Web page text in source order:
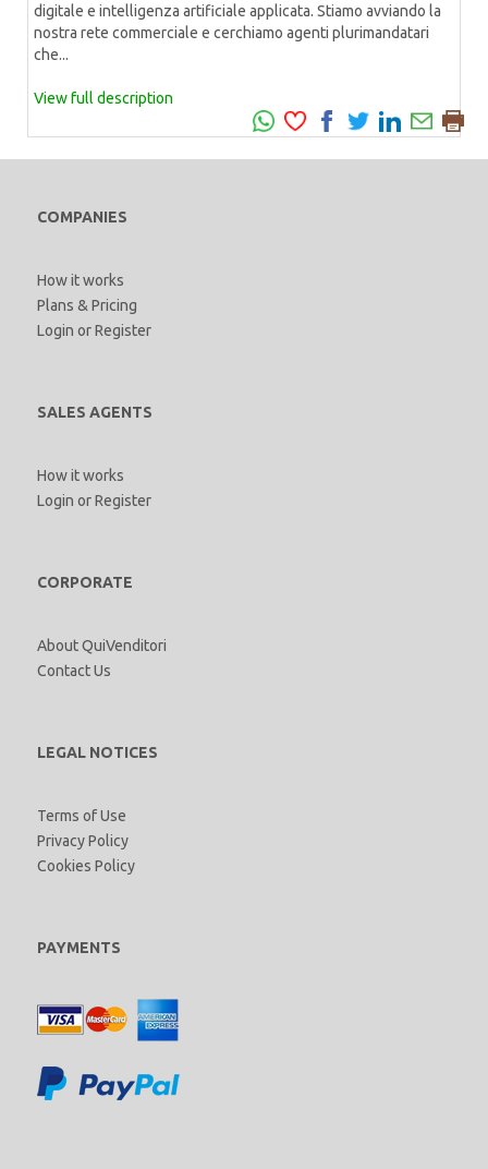
digitale e intelligenza artificiale applicata. Stiamo avviando la
nostra rete commerciale e cerchiamo agenti plurimandatari
che...
View full description
COMPANIES
How it works
Plans & Pricing
Login orRegister
SALES AGENTS
How it works
Login orRegister
CORPORATE
About QuiVenditori
Contact Us
LEGAL NOTICES
Terms of Use
Privacy Policy
Cookies Policy
PAYMENTS